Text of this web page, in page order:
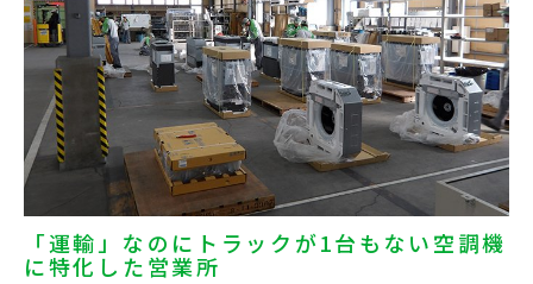
「運輸」なのにトラックが1台もない空調機
に特化した営業所